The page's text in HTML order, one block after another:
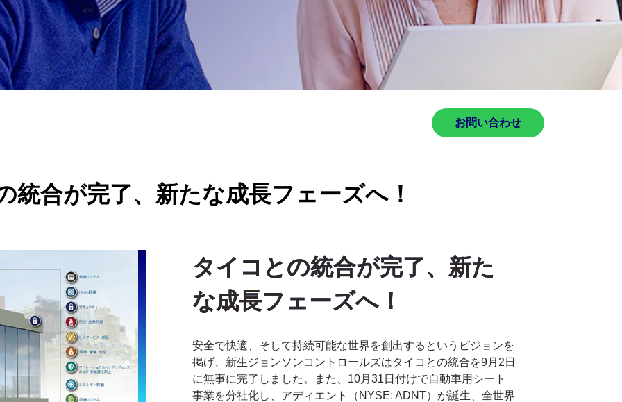
お問い合わせ
統合が完了、新たな成長フェーズへ！
タイコとの統合が完了、新た
な成長フェーズへ！
安全で快適、そして持続可能な世界を創出するというビジョンを
掲げ、新生ジョンソンコントロールズはタイコとの統合を9月2日
に無事に完了しました。また、10月31日付けで自動車用シート
事業を分社化し、アディエント（NYSE: ADNT）が誕生、全世界